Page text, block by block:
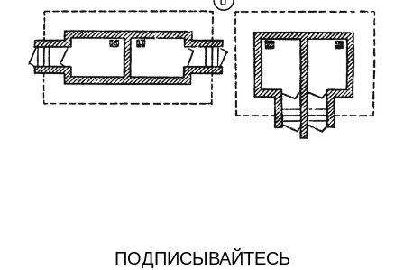
ПОДПИСЫВАЙТЕСЬ